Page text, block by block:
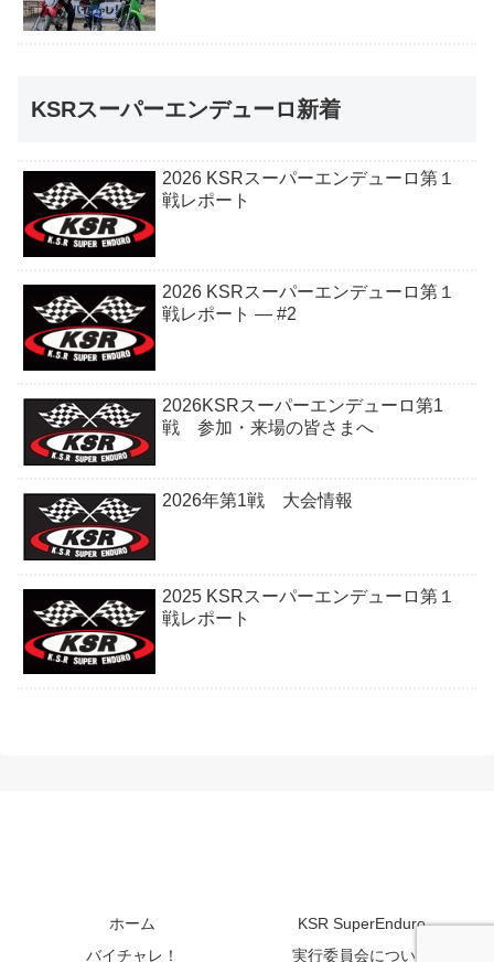
KSRスーパーエンデューロ新着
2026 KSRスーパーエンデューロ第１
戦レポート
2026 KSRスーパーエンデューロ第１
戦レポート — #2
2026KSRスーパーエンデューロ第1
戦 参加・来場の皆さまへ
2026年第1戦 大会情報
2025 KSRスーパーエンデューロ第１
戦レポート
ホーム
KSR SuperEnduro
バイチャレ！
実行委員会について